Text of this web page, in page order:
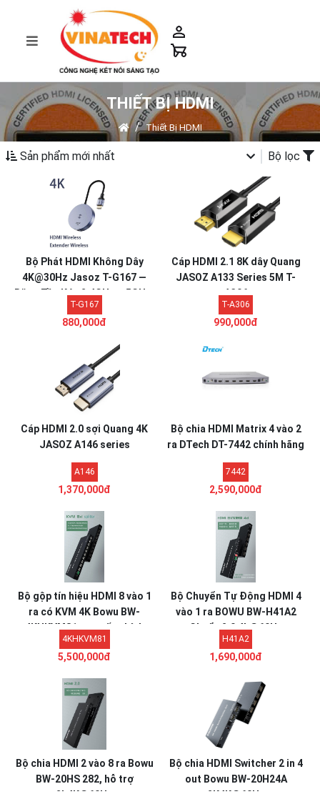
THIẾT BỊ HDMI
Thiết Bị HDMI
Sản phẩm mới nhất Bộ lọc
Bộ Phát HDMI Không Dây
4K@30Hz Jasoz T-G167 —
Băng Tần Kép 2.4GHz + 5GHz,
Kết Nối Không Cần App
T-G167
880,000đ
Cáp HDMI 2.1 8K dây Quang
JASOZ A133 Series 5M T-
A306
T-A306
990,000đ
Cáp HDMI 2.0 sợi Quang 4K
JASOZ A146 series
A146
1,370,000đ
Bộ chia HDMI Matrix 4 vào 2
ra DTech DT-7442 chính hãng
7442
2,590,000đ
Bộ gộp tín hiệu HDMI 8 vào 1
ra có KVM 4K Bowu BW-
4KHKVM81 cao cấp chính
hãng
4KHKVM81
5,500,000đ
Bộ Chuyển Tự Động HDMI 4
vào 1 ra BOWU BW-H41A2
Chuẩn 2.0 4k@60Hz
H41A2
1,690,000đ
Bộ chia HDMI 2 vào 8 ra Bowu
BW-20HS 282, hỗ trợ
Bộ chia HDMI Switcher 2 in 4
out Bowu BW-20H24A